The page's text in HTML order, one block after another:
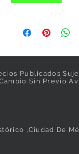
Publicados
Sin Previo
,Ciudad De